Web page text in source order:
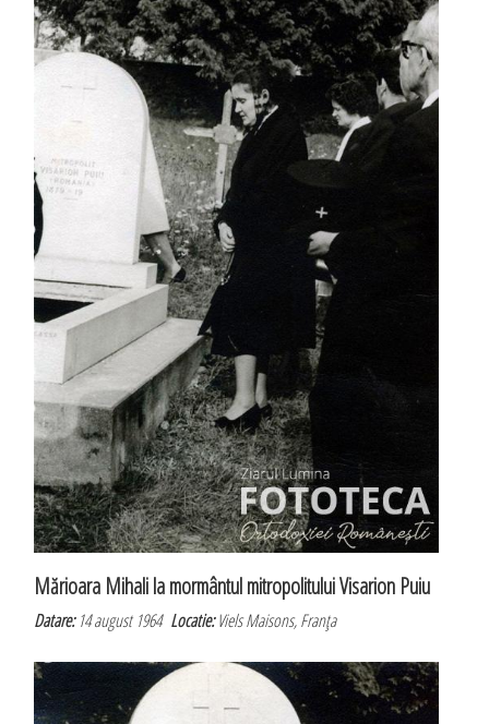
Mărioara Mihali la mormântul mitropolitului Visarion Puiu
Datare:14 august 1964Locatie:Viels Maisons, Franţa